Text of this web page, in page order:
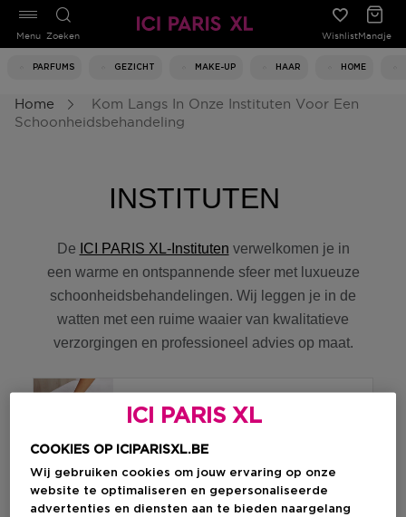
Zoeken WishlistMandje
PARFUMS GEZICHT MAKE-UP HAAR HOME
Menu
Home
Kom Langs In Onze Instituten Voor Een
Schoonheidsbehandeling
INSTITUTEN
De ICI PARIS XL-Instituten verwelkomen je in
een warme en ontspannende sfeer met luxueuze
schoonheidsbehandelingen. Wij leggen je in de
watten met een ruime waaier van kwalitatieve
verzorgingen en professioneel advies op maat.
Gelaatsverzorging
Lichaamsverzorging
ICI PARIS XL
COOKIES OP ICIPARISXL.BE
Wij gebruiken cookies om jouw ervaring op onze
website te optimaliseren en gepersonaliseerde
advertenties en diensten aan te bieden naargelang